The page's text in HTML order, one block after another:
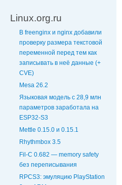
Linux.org.ru
В freenginx и nginx добавили
проверку размера текстовой
переменной перед тем как
записывать в неё данные (+
CVE)
Mesa 26.2
Языковая модель с 28,9 млн
параметров заработала на
ESP32-S3
Mettle 0.15.0 и 0.15.1
Rhythmbox 3.5
Fil-C 0.682 — memory safety
без переписывания
RPCS3: эмуляцию PlayStation